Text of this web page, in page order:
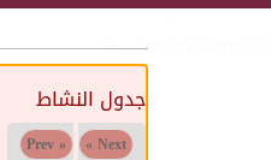
جدول النشاط
« Prev Next »
04
05
06